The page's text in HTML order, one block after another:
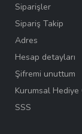
Siparişler
Sipariş Takip
Adres
Hesap detayları
Şifremi unuttum
Kurumsal Hediye
SSS